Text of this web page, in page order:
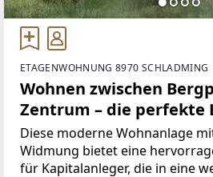
ETAGENWOHNUNG 8970 SCHLADMING
Wohnen zwischen
Zentrum – die perfekte
Schladming W1.1
Diese moderne Wohnanlage
Widmung bietet eine
für Kapitalanleger, die in eine